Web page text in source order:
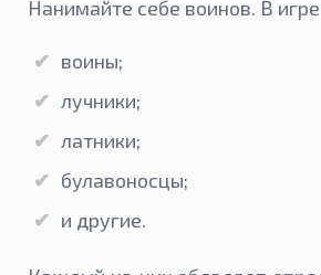
Нанимайте себе воинов. В
воины;
лучники;
латники;
булавоносцы;
и другие.